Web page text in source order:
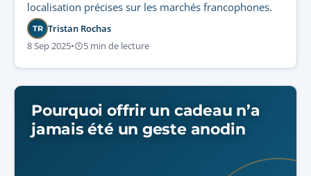
localisation précises sur les marchés francophones.
TR Tristan Rochas
8 Sep 2025• 5 min de lecture
Pourquoi offrir un cadeau n’a
jamais été un geste anodin